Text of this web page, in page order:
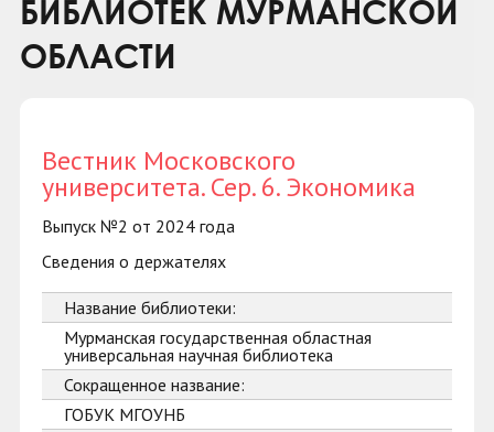
БИБЛИОТЕК МУРМАНСКОЙ
ОБЛАСТИ
Вестник Московского
университета. Сер. 6. Экономика
Выпуск №2 от 2024 года
Сведения о держателях
Название библиотеки:
Мурманская государственная областная
универсальная научная библиотека
Сокращенное название:
ГОБУК МГОУНБ